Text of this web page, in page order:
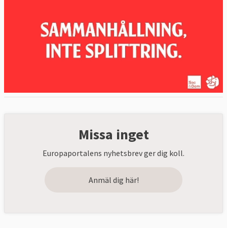
Missa inget
Europaportalens nyhetsbrev ger dig koll.
Anmäl dig här!